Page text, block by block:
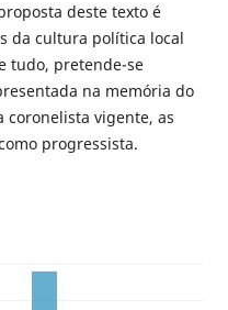
deste texto é
da cultura política local
tudo, pretende-se
na memória do
vigente, as
progressista.